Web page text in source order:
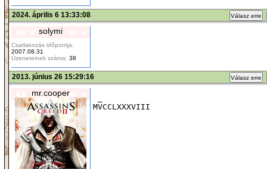
2024. április 6 13:33:08 Válasz erre
solymi
Csatlakozás időpontja:
2007.08.31
Üzeneteinek száma: 38
2013. június 26 15:29:16 Válasz erre
mr.cooper
MVCCLXXXVIII